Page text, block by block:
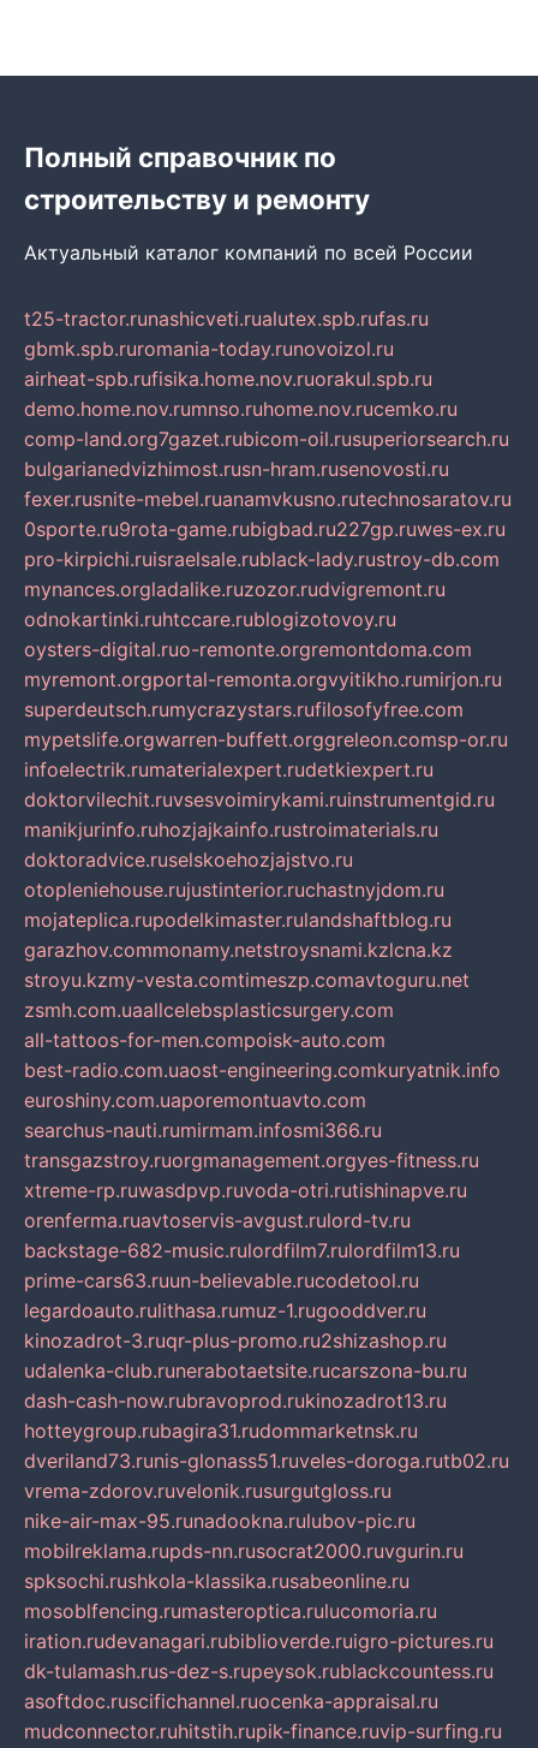
Полный справочник по
строительству и ремонту
Актуальный каталог компаний по всей России
t25-tractor.runashicveti.rualutex.spb.rufas.ru
gbmk.spb.ruromania-today.runovoizol.ru
airheat-spb.rufisika.home.nov.ruorakul.spb.ru
demo.home.nov.rumnso.ruhome.nov.rucemko.ru
comp-land.org7gazet.rubicom-oil.rusuperiorsearch.ru
bulgarianedvizhimost.rusn-hram.rusenovosti.ru
fexer.rusnite-mebel.ruanamvkusno.rutechnosaratov.ru
0sporte.ru9rota-game.rubigbad.ru227gp.ruwes-ex.ru
pro-kirpichi.ruisraelsale.rublack-lady.rustroy-db.com
mynances.orgladalike.ruzozor.rudvigremont.ru
odnokartinki.ruhtccare.rublogizotovoy.ru
oysters-digital.ruo-remonte.orgremontdoma.com
myremont.orgportal-remonta.orgvyitikho.rumirjon.ru
superdeutsch.rumycrazystars.rufilosofyfree.com
mypetslife.orgwarren-buffett.orggreleon.comsp-or.ru
infoelectrik.rumaterialexpert.rudetkiexpert.ru
doktorvilechit.ruvsesvoimirykami.ruinstrumentgid.ru
manikjurinfo.ruhozjajkainfo.rustroimaterials.ru
doktoradvice.ruselskoehozjajstvo.ru
otopleniehouse.rujustinterior.ruchastnyjdom.ru
mojateplica.rupodelkimaster.rulandshaftblog.ru
garazhov.commonamy.netstroysnami.kzlcna.kz
stroyu.kzmy-vesta.comtimeszp.comavtoguru.net
zsmh.com.uaallcelebsplasticsurgery.com
all-tattoos-for-men.compoisk-auto.com
best-radio.com.uaost-engineering.comkuryatnik.info
euroshiny.com.uaporemontuavto.com
searchus-nauti.rumirmam.infosmi366.ru
transgazstroy.ruorgmanagement.orgyes-fitness.ru
xtreme-rp.ruwasdpvp.ruvoda-otri.rutishinapve.ru
orenferma.ruavtoservis-avgust.rulord-tv.ru
backstage-682-music.rulordfilm7.rulordfilm13.ru
prime-cars63.ruun-believable.rucodetool.ru
legardoauto.rulithasa.rumuz-1.rugooddver.ru
kinozadrot-3.ruqr-plus-promo.ru2shizashop.ru
udalenka-club.runerabotaetsite.rucarszona-bu.ru
dash-cash-now.rubravoprod.rukinozadrot13.ru
hotteygroup.rubagira31.rudommarketnsk.ru
dveriland73.runis-glonass51.ruveles-doroga.rutb02.ru
vrema-zdorov.ruvelonik.rusurgutgloss.ru
nike-air-max-95.runadookna.rulubov-pic.ru
mobilreklama.rupds-nn.rusocrat2000.ruvgurin.ru
spksochi.rushkola-klassika.rusabeonline.ru
mosoblfencing.rumasteroptica.rulucomoria.ru
iration.rudevanagari.rubiblioverde.ruigro-pictures.ru
dk-tulamash.rus-dez-s.rupeysok.rublackcountess.ru
asoftdoc.ruscifichannel.ruocenka-appraisal.ru
mudconnector.ruhitstih.rupik-finance.ruvip-surfing.ru